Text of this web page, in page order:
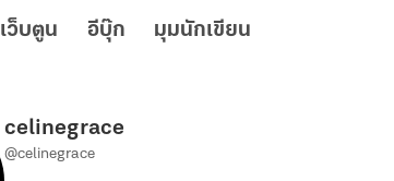
เว็บตูน อีบุ๊ก มุมนักเขียน
celinegrace
@celinegrace